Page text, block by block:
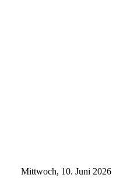
Mittwoch, 10. Juni 2026